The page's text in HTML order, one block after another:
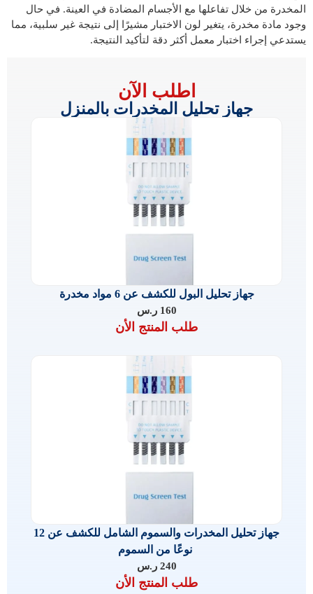
المخدرة من خلال تفاعلها مع الأجسام المضادة في العينة. في حال
وجود مادة مخدرة، يتغير لون الاختبار مشيرًا إلى نتيجة غير سلبية، مما
يستدعي إجراء اختبار معمل أكثر دقة لتأكيد النتيجة.
اطلب الآن
جهاز تحليل المخدرات بالمنزل
جهاز تحليل البول للكشف عن 6 مواد مخدرة
160 ر.س
طلب المنتج الأن
جهاز تحليل المخدرات والسموم الشامل للكشف عن 12
نوعًا من السموم
240 ر.س
طلب المنتج الأن